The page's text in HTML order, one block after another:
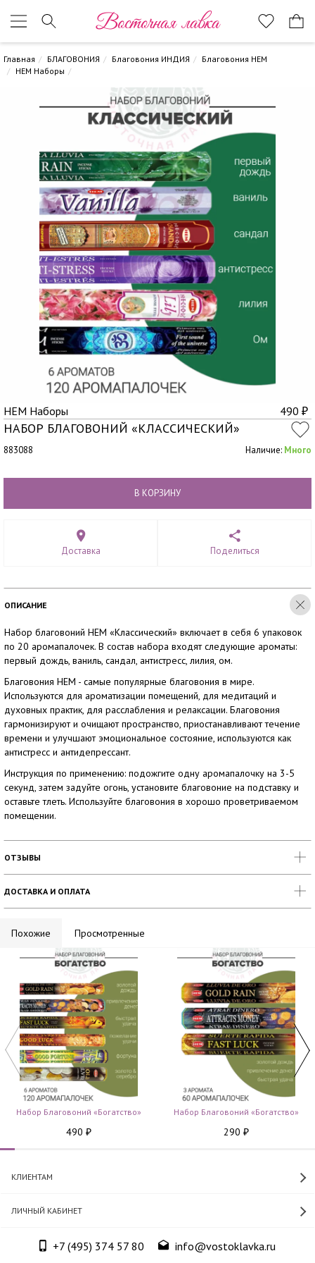
Восточная лавка
Главная БЛАГОВОНИЯ Благовония ИНДИЯ
Благовония HEM
HEM Наборы
HEM Наборы 490 ₽
НАБОР БЛАГОВОНИЙ «КЛАССИЧЕСКИЙ»
883088 Наличие: Много
В КОРЗИНУ
Доставка Поделиться
ОПИСАНИЕ
Набор благовоний HEM «Классический» включает в себя 6 упаковок
по 20 аромапалочек. В состав набора входят следующие ароматы:
первый дождь, ваниль, сандал, антистресс, лилия, ом.
Благовония HEM - самые популярные благовония в мире.
Используются для ароматизации помещений, для медитаций и
духовных практик, для расслабления и релаксации. Благовония
гармонизируют и очищают пространство, приостанавливают течение
времени и улучшают эмоциональное состояние, используются как
антистресс и антидепрессант.
Инструкция по применению: подожгите одну аромапалочку на 3-5
секунд, затем задуйте огонь, установите благовоние на подставку и
оставьте тлеть. Используйте благовония в хорошо проветриваемом
помещении.
ОТЗЫВЫ
ДОСТАВКА И ОПЛАТА
Похожие Просмотренные
Набор Благовоний «Богатство»
490 ₽
Набор Благовоний «Богатство»
290 ₽
КЛИЕНТАМ
ЛИЧНЫЙ КАБИНЕТ
+7 (495) 374 57 80 info@vostoklavka.ru